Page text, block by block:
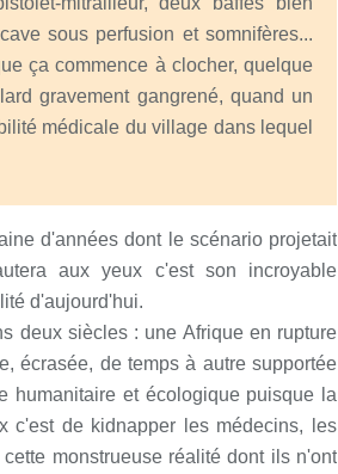
sous perfusion et somnifères...
ça commence à clocher, quelque
gravement gangrené, quand un
médicale du village dans lequel
d'années dont le scénario projetait
aux yeux c'est son incroyable
d'aujourd'hui.
deux siècles : une Afrique en rupture
écrasée, de temps à autre supportée
humanitaire et écologique puisque la
c'est de kidnapper les médecins, les
monstrueuse réalité dont ils n'ont